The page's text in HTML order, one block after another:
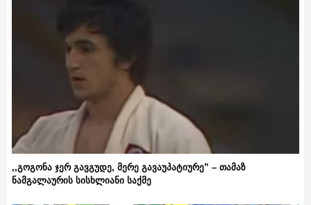
,,გოგონა ჯერ გავგუდე, მერე გავაუპატიურე” – თამაზ
ნამგალაურის სისხლიანი საქმე